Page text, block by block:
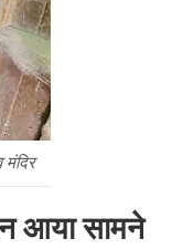
मंदिर
आया सामने